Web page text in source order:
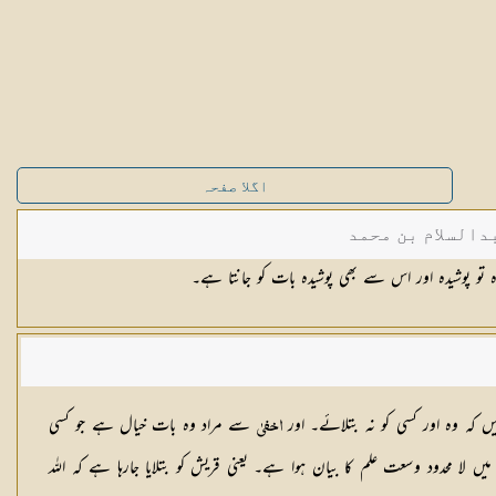
اگلا صفحہ
بن محمد
پوشیدہ اور اس سے بھی پوشیدہ بات کو جانتا ہے۔
کہ وہ اور کسی کو نہ بتلائے۔ اوراخفیٰ سے مراد وہ بات خیال ہے جو کسی
وسعت علم کا بیان ہوا ہے۔ یعنی قریش کو بتلایا جارہا ہے کہ اللہ